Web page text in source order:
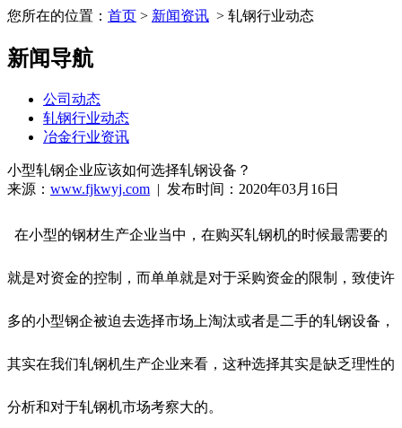
您所在的位置： 首页 > 新闻资讯 > 轧钢行业动态
新闻导航
公司动态
轧钢行业动态
冶金行业资讯
小型轧钢企业应该如何选择轧钢设备？
来源： www.fjkwyj.com | 发布时间：2020年03月16日
在小型的钢材生产企业当中，在购买轧钢机的时候最需要的
就是对资金的控制，而单单就是对于采购资金的限制，致使许
多的小型钢企被迫去选择市场上淘汰或者是二手的轧钢设备，
其实在我们轧钢机生产企业来看，这种选择其实是缺乏理性的
分析和对于轧钢机市场考察大的。